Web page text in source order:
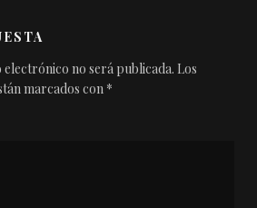
no será publicada. Los
marcados con *